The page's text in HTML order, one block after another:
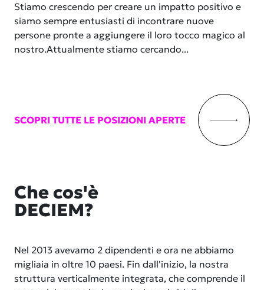
Stiamo crescendo per creare un impatto positivo e
siamo sempre entusiasti di incontrare nuove
persone pronte a aggiungere il loro tocco magico al
nostro.Attualmente stiamo cercando...
SCOPRI TUTTE LE POSIZIONI APERTE
Che cos'è
DECIEM?
Nel 2013 avevamo 2 dipendenti e ora ne abbiamo
migliaia in oltre 10 paesi. Fin dall'inizio, la nostra
struttura verticalmente integrata, che comprende il